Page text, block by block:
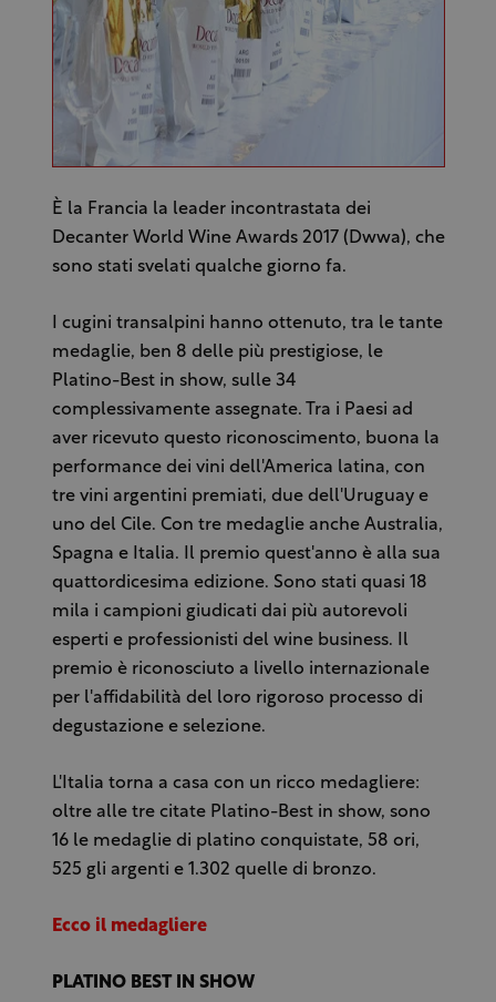
È la Francia la leader incontrastata dei
Decanter World Wine Awards 2017 (Dwwa), che
sono stati svelati qualche giorno fa.
I cugini transalpini hanno ottenuto, tra le tante
medaglie, ben 8 delle più prestigiose, le
Platino-Best in show, sulle 34
complessivamente assegnate. Tra i Paesi ad
aver ricevuto questo riconoscimento, buona la
performance dei vini dell'America latina, con
tre vini argentini premiati, due dell'Uruguay e
uno del Cile. Con tre medaglie anche Australia,
Spagna e Italia. Il premio quest'anno è alla sua
quattordicesima edizione. Sono stati quasi 18
mila i campioni giudicati dai più autorevoli
esperti e professionisti del wine business. Il
premio è riconosciuto a livello internazionale
per l'affidabilità del loro rigoroso processo di
degustazione e selezione.
L'Italia torna a casa con un ricco medagliere:
oltre alle tre citate Platino-Best in show, sono
16 le medaglie di platino conquistate, 58 ori,
525 gli argenti e 1.302 quelle di bronzo.
Ecco il medagliere
PLATINO BEST IN SHOW